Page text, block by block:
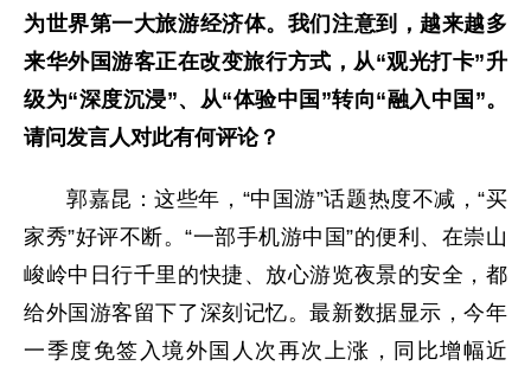
为世界第一大旅游经济体。我们注意到，越来越多
来华外国游客正在改变旅行方式，从“观光打卡”升
级为“深度沉浸”、从“体验中国”转向“融入中国”。
请问发言人对此有何评论？
郭嘉昆：这些年，“中国游”话题热度不减，“买
家秀”好评不断。“一部手机游中国”的便利、在崇山
峻岭中日行千里的快捷、放心游览夜景的安全，都
给外国游客留下了深刻记忆。最新数据显示，今年
一季度免签入境外国人次再次上涨，同比增幅近